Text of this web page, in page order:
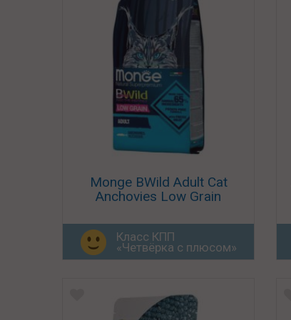
Monge BWild Adult Cat
Anchovies Low Grain
Класс КПП
«Четвёрка с плюсом»